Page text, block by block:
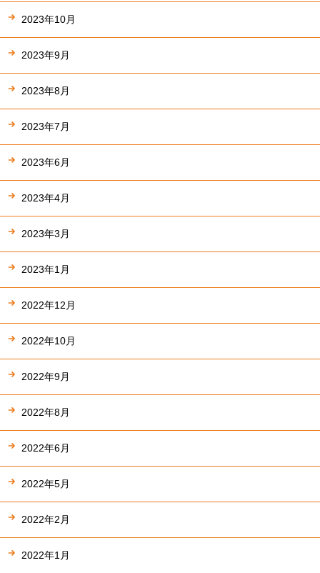
2023年10月
2023年9月
2023年8月
2023年7月
2023年6月
2023年4月
2023年3月
2023年1月
2022年12月
2022年10月
2022年9月
2022年8月
2022年6月
2022年5月
2022年2月
2022年1月